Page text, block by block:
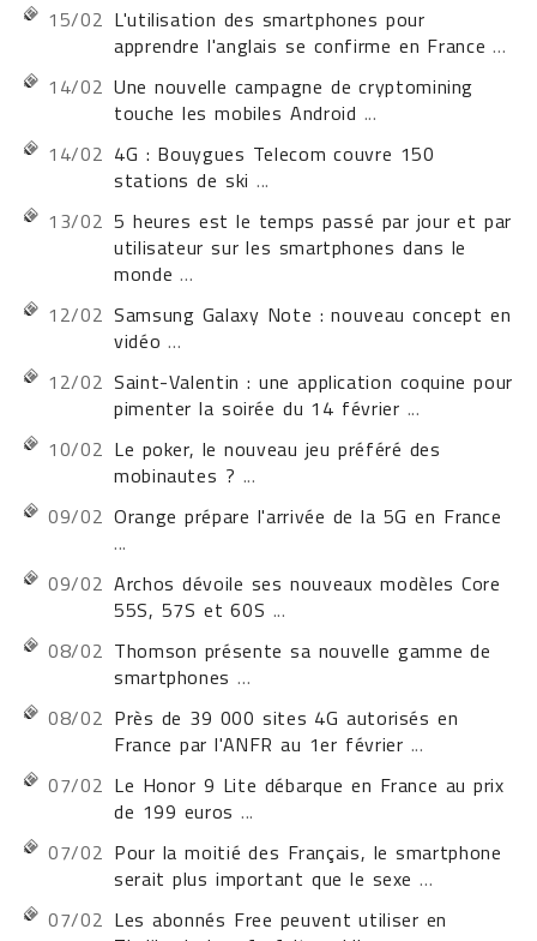
15/02 L'utilisation des smartphones pour
apprendre l'anglais se confirme en France ...
14/02 Une nouvelle campagne de cryptomining
touche les mobiles Android ...
14/02 4G : Bouygues Telecom couvre 150
stations de ski ...
13/02 5 heures est le temps passé par jour et par
utilisateur sur les smartphones dans le
monde ...
12/02 Samsung Galaxy Note : nouveau concept en
vidéo ...
12/02 Saint-Valentin : une application coquine pour
pimenter la soirée du 14 février ...
10/02 Le poker, le nouveau jeu préféré des
mobinautes ? ...
09/02 Orange prépare l'arrivée de la 5G en France
...
09/02 Archos dévoile ses nouveaux modèles Core
55S, 57S et 60S ...
08/02 Thomson présente sa nouvelle gamme de
smartphones ...
08/02 Près de 39 000 sites 4G autorisés en
France par l'ANFR au 1er février ...
07/02 Le Honor 9 Lite débarque en France au prix
de 199 euros ...
07/02 Pour la moitié des Français, le smartphone
serait plus important que le sexe ...
07/02 Les abonnés Free peuvent utiliser en